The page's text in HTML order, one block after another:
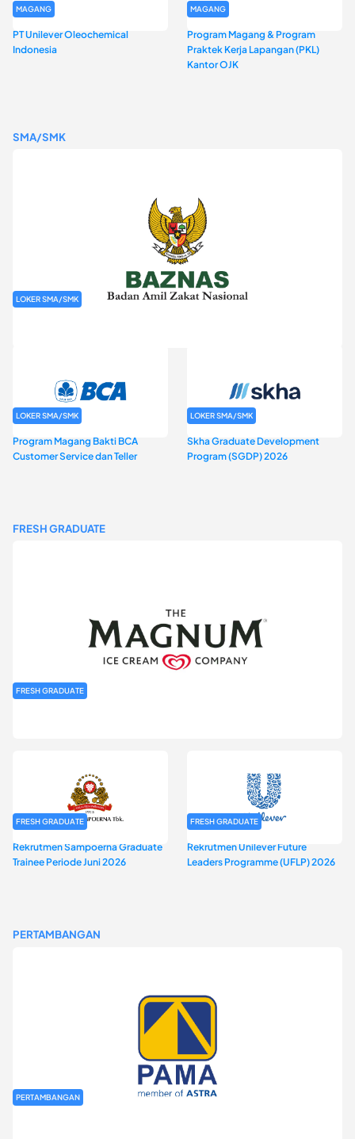
MAGANG
PT Unilever Oleochemical
Indonesia
MAGANG
Program Magang & Program
Praktek Kerja Lapangan (PKL)
Kantor OJK
SMA/SMK
LOKER SMA/SMK
LOKER SMA/SMK
Program Magang Bakti BCA
Customer Service dan Teller
LOKER SMA/SMK
Skha Graduate Development
Program (SGDP) 2026
FRESH GRADUATE
FRESH GRADUATE
FRESH GRADUATE
Rekrutmen Sampoerna Graduate
Trainee Periode Juni 2026
FRESH GRADUATE
Rekrutmen Unilever Future
Leaders Programme (UFLP) 2026
PERTAMBANGAN
PERTAMBANGAN